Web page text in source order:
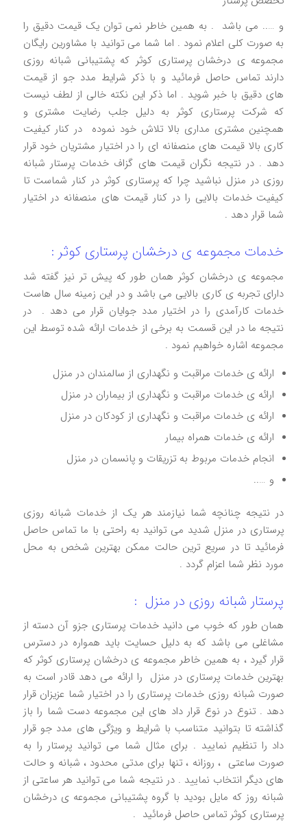
و ….. می باشد . به همین خاطر نمی توان یک قیمت دقیق را
به صورت کلی اعلام نمود ‌. اما شما می توانید با مشاورین رایگان
مجموعه ی درخشان پرستاری کوثر که پشتیبانی شبانه روزی
دارند تماس حاصل فرمائید و با ذکر شرایط مدد جو از قیمت
های دقیق با خبر شوید . اما ذکر این نکته خالی از لطف نیست
که شرکت پرستاری کوثر به دلیل جلب رضایت مشتری و
همچنین مشتری مداری بالا تلاش خود نموده در کنار کیفیت
کاری بالا قیمت های منصفانه ای را در اختیار مشتریان خود قرار
دهد . در نتیجه نگران قیمت های گزاف خدمات پرستار شبانه
روزی در منزل نباشید چرا که پرستاری کوثر در کنار شماست تا
کیفیت خدمات بالایی را در کنار قیمت های منصفانه در اختیار
شما قرار دهد .
خدمات مجموعه ی درخشان پرستاری کوثر :
مجموعه ی درخشان کوثر همان طور که پیش تر نیز گفته شد
دارای تجربه ی کاری بالایی می باشد و در این زمینه سال هاست
خدمات کارآمدی را در اختیار مدد جوایان قرار می دهد . در
نتیجه ما در این قسمت به برخی از خدمات ارائه شده توسط این
مجموعه اشاره خواهیم نمود .
ارائه ی خدمات مراقبت و نگهداری از سالمندان در منزل
ارائه ی خدمات مراقبت و نگهداری از بیماران در منزل
ارائه ی خدمات مراقبت و نگهداری از کودکان در منزل
ارائه ی خدمات همراه بیمار
انجام خدمات مربوط به تزریقات و پانسمان در منزل
و …..
در نتیجه چنانچه شما نیازمند هر یک از خدمات شبانه روزی
پرستاری در منزل شدید می توانید به راحتی با ما تماس حاصل
فرمائید تا در سریع ترین حالت ممکن بهترین شخص به محل
مورد نظر شما اعزام گردد .
پرستار شبانه روزی در منزل :
همان طور که خوب می دانید خدمات پرستاری جزو آن دسته از
مشاغلی می باشد که به دلیل حسایت باید همواره در دسترس
قرار گیرد ، به همین خاطر مجموعه ی درخشان پرستاری کوثر که
بهترین خدمات پرستاری در منزل را ارائه می دهد قادر است به
صورت شبانه روزی خدمات پرستاری را در اختیار شما عزیزان قرار
دهد . تنوع در نوع قرار داد های این مجموعه دست شما را باز
گذاشته تا بتوانید متناسب با شرایط و ویژگی های مدد جو قرار
داد را تنظیم نمایید . برای مثال شما می توانید پرستار را به
صورت ساعتی ، روزانه ، تنها برای مدتی محدود ، شبانه و حالت
های دیگر انتخاب نمایید . در نتیجه شما می توانید هر ساعتی از
شبانه روز که مایل بودید با گروه پشتیبانی مجموعه ی درخشان
پرستاری کوثر تماس حاصل فرمائید .